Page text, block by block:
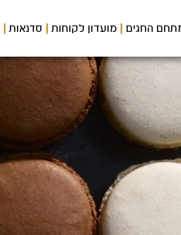
החגים מועדון לקוחות סדנאות